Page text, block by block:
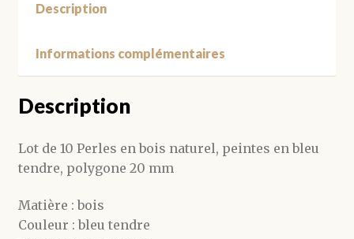
Description
Informations complémentaires
Description
Lot de 10 Perles en bois naturel, peintes en bleu
tendre, polygone 20 mm
Matière : bois
Couleur : bleu tendre